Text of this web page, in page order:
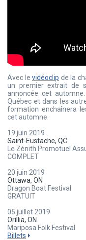
Avec levidéoclip de la
un premier extrait de
annoncée cet
Québec et dans les
formation enchaînera
cet automne.
19 juin 2019
Saint-Eustache, QC
Le Zénith Promotuel
COMPLET
20 juin 2019
Ottawa, ON
Dragon Boat Festival
GRATUIT
05 juillet 2019
Orillia, ON
Mariposa Folk Festival
Billets